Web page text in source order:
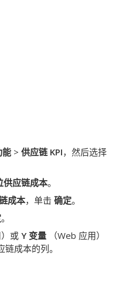
能 > 供应链 KPI，然后选择
供应链成本。
成本，单击 确定。
。
）或Y 变量 （Web 应用）
成本的列。